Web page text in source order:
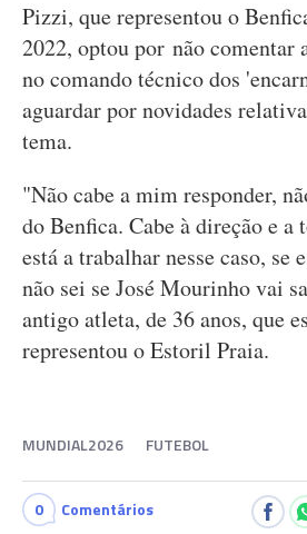
Pizzi, que representou o
2022, optou por não comentar
no comando técnico dos
aguardar por novidades
tema.
"Não cabe a mim responder,
do Benfica. Cabe à direção e a
está a trabalhar nesse caso, se
não sei se José Mourinho vai
antigo atleta, de 36 anos, que
representou o Estoril Praia.
MUNDIAL2026 FUTEBOL
0 Comentários